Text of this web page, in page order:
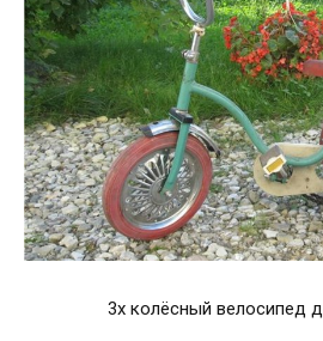
3х колёсный велосипед